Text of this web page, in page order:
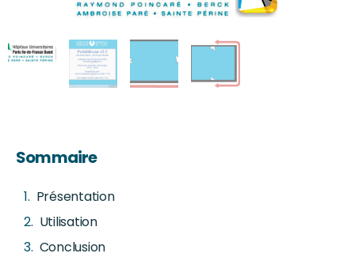
Sommaire
Présentation
Utilisation
Conclusion